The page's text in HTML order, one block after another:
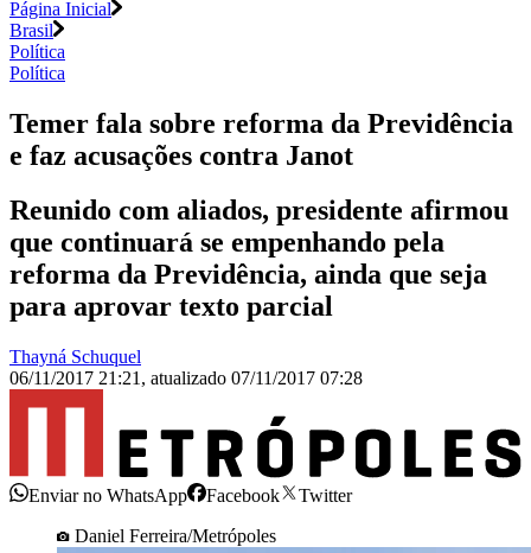
Página Inicial
Brasil
Política
Política
Temer fala sobre reforma da Previdência
e faz acusações contra Janot
Reunido com aliados, presidente afirmou
que continuará se empenhando pela
reforma da Previdência, ainda que seja
para aprovar texto parcial
Thayná Schuquel
06/11/2017 21:21 , atualizado 07/11/2017 07:28
Enviar no WhatsApp Facebook
Twitter
Daniel Ferreira/Metrópoles